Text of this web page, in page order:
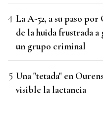
La A-52, a su paso
de la huida frustrada
un grupo criminal
Una "tetada" en
visible la lactancia